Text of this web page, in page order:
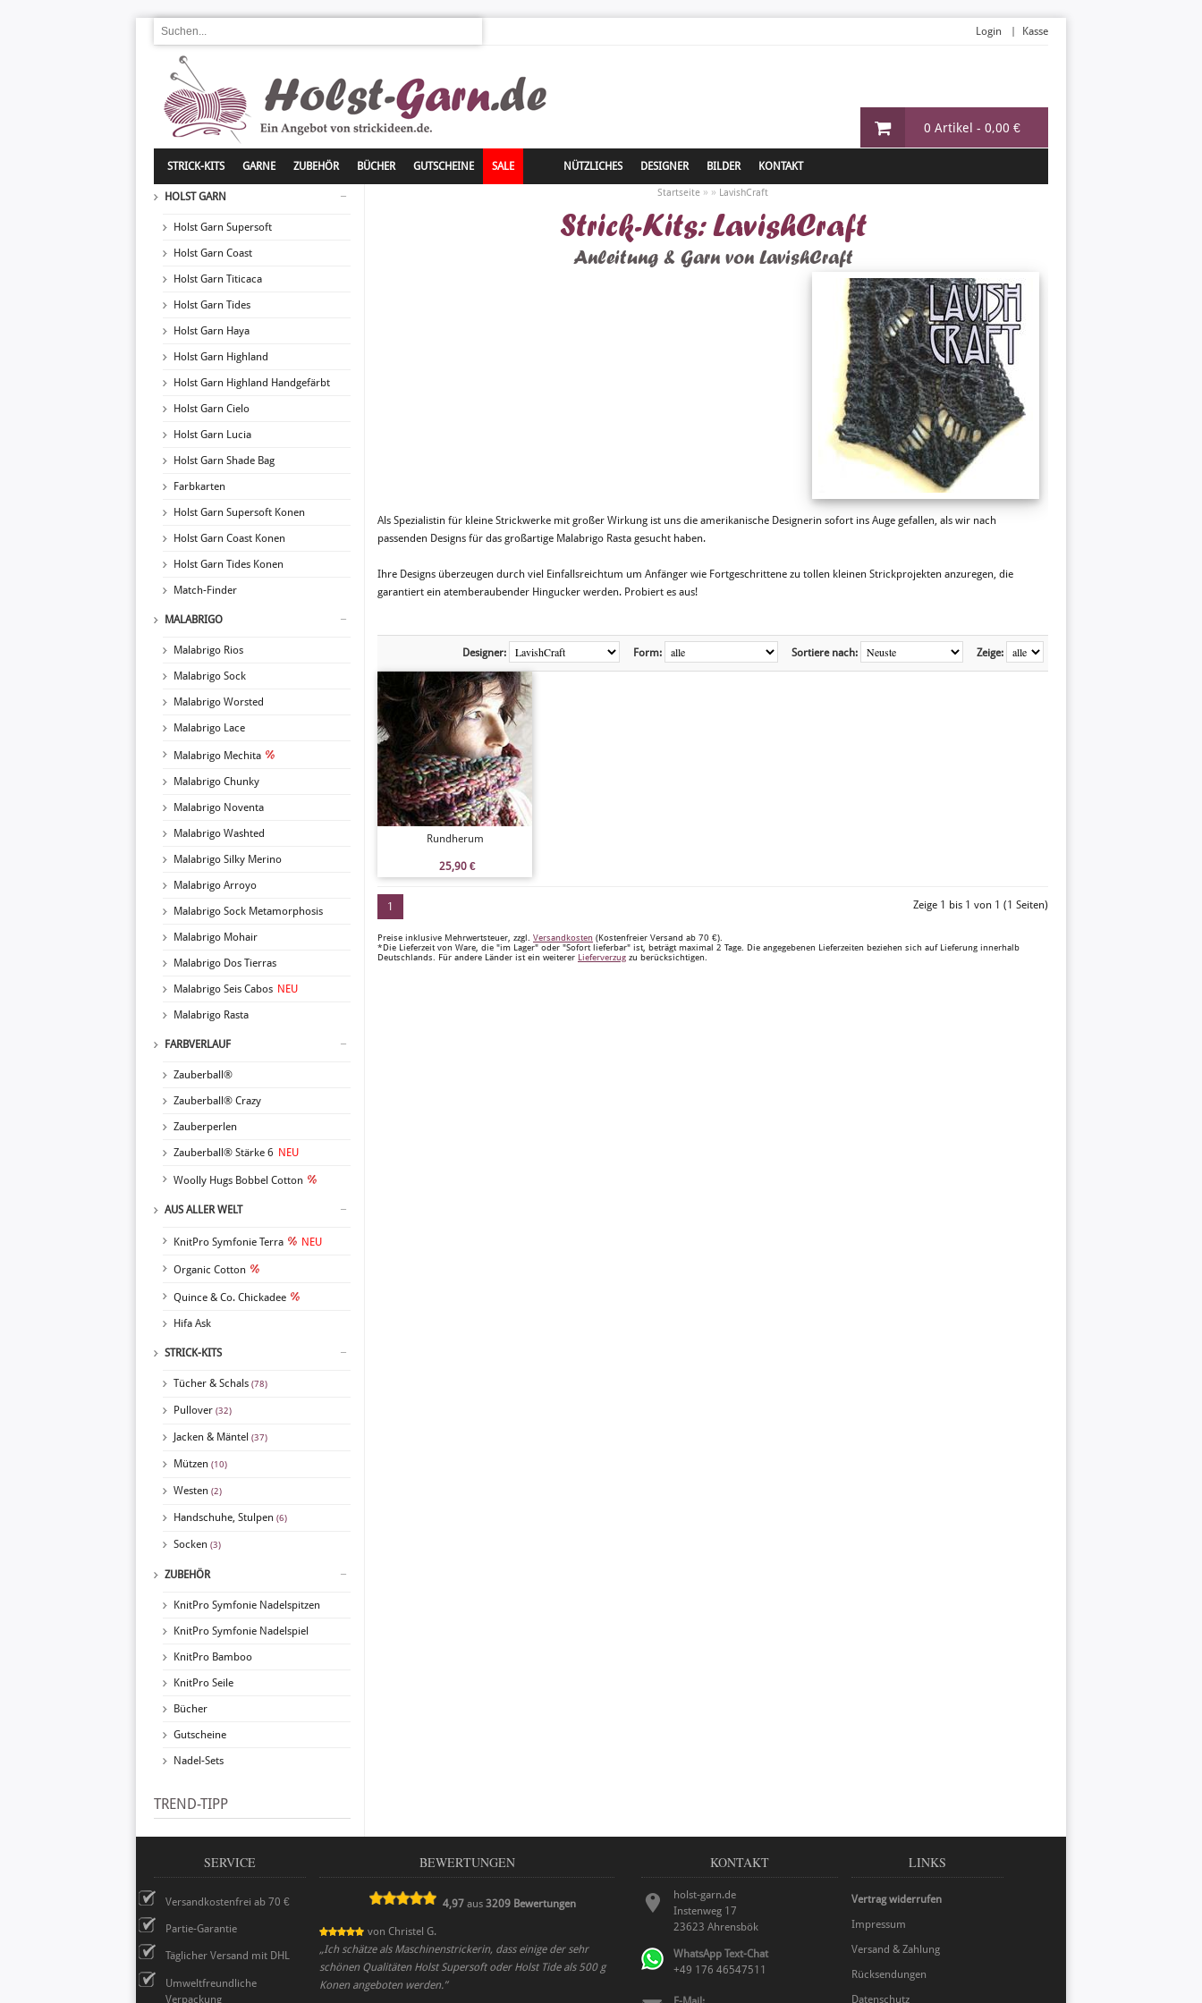
0 Artikel - 0,00 €
Login Kasse
STRICK-KITS GARNE ZUBEHÖR BÜCHER GUTSCHEINE SALE NÜTZLICHES DESIGNER BILDER KONTAKT
HOLST GARN
Holst Garn Supersoft
Holst Garn Coast
Holst Garn Titicaca
Holst Garn Tides
Holst Garn Haya
Holst Garn Highland
Holst Garn Highland Handgefärbt
Holst Garn Cielo
Holst Garn Lucia
Holst Garn Shade Bag
Farbkarten
Holst Garn Supersoft Konen
Holst Garn Coast Konen
Holst Garn Tides Konen
Match-Finder
MALABRIGO
Malabrigo Rios
Malabrigo Sock
Malabrigo Worsted
Malabrigo Lace
Malabrigo Mechita
Malabrigo Chunky
Malabrigo Noventa
Malabrigo Washted
Malabrigo Silky Merino
Malabrigo Arroyo
Malabrigo Sock Metamorphosis
Malabrigo Mohair
Malabrigo Dos Tierras
Malabrigo Seis Cabos NEU
Malabrigo Rasta
FARBVERLAUF
Zauberball®
Zauberball® Crazy
Zauberperlen
Zauberball® Stärke 6 NEU
Woolly Hugs Bobbel Cotton
AUS ALLER WELT
KnitPro Symfonie Terra NEU
Organic Cotton
Quince & Co. Chickadee
Hifa Ask
STRICK-KITS
Tücher & Schals (78)
Pullover (32)
Jacken & Mäntel (37)
Mützen (10)
Westen (2)
Handschuhe, Stulpen (6)
Socken (3)
ZUBEHÖR
KnitPro Symfonie Nadelspitzen
KnitPro Symfonie Nadelspiel
KnitPro Bamboo
KnitPro Seile
Bücher
Gutscheine
Nadel-Sets
TREND-TIPP
Startseite » » LavishCraft
Strick-Kits: LavishCraft
Anleitung & Garn von LavishCraft
Als Spezialistin für kleine Strickwerke mit großer Wirkung ist uns die amerikanische Designerin sofort ins Auge gefallen, als wir nach
passenden Designs für das großartige Malabrigo Rasta gesucht haben.
Ihre Designs überzeugen durch viel Einfallsreichtum um Anfänger wie Fortgeschrittene zu tollen kleinen Strickprojekten anzuregen, die
garantiert ein atemberaubender Hingucker werden. Probiert es aus!
Zeige:
Sortiere nach:
Form:
Designer:
Rundherum
25,90 €
1 Zeige 1 bis 1 von 1 (1 Seiten)
Preise inklusive Mehrwertsteuer, zzgl. Versandkosten (Kostenfreier Versand ab 70 €).
*Die Lieferzeit von Ware, die "im Lager" oder "Sofort lieferbar" ist, beträgt maximal 2 Tage. Die angegebenen Lieferzeiten beziehen sich auf Lieferung innerhalb
Deutschlands. Für andere Länder ist ein weiterer Lieferverzug zu berücksichtigen.
SERVICE
Versandkostenfrei ab 70 €
Partie-Garantie
Täglicher Versand mit DHL
Umweltfreundliche
Verpackung
BEWERTUNGEN
4,97 aus3209 Bewertungen
von Christel G.
„Ich schätze als Maschinenstrickerin, dass einige der sehr
schönen Qualitäten Holst Supersoft oder Holst Tide als 500 g
Konen angeboten werden.”
KONTAKT
holst-garn.de
Instenweg 17
23623 Ahrensbök
WhatsApp Text-Chat
+49 176 46547511
LINKS
Vertrag widerrufen
Impressum
Versand & Zahlung
Rücksendungen
Datenschutz